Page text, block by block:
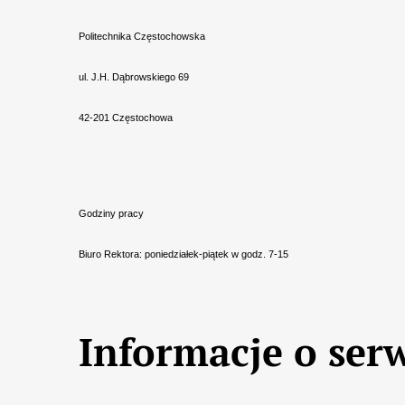
Politechnika Częstochowska
ul. J.H. Dąbrowskiego 69
42-201 Częstochowa
Godziny pracy
Biuro Rektora: poniedziałek-piątek w godz. 7-15
Informacje o